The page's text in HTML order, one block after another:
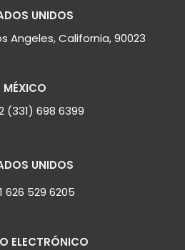
UNIDOS
Angeles, California, 90023
MÉXICO
(331) 698 6399
UNIDOS
626 529 6205
ELECTRÓNICO